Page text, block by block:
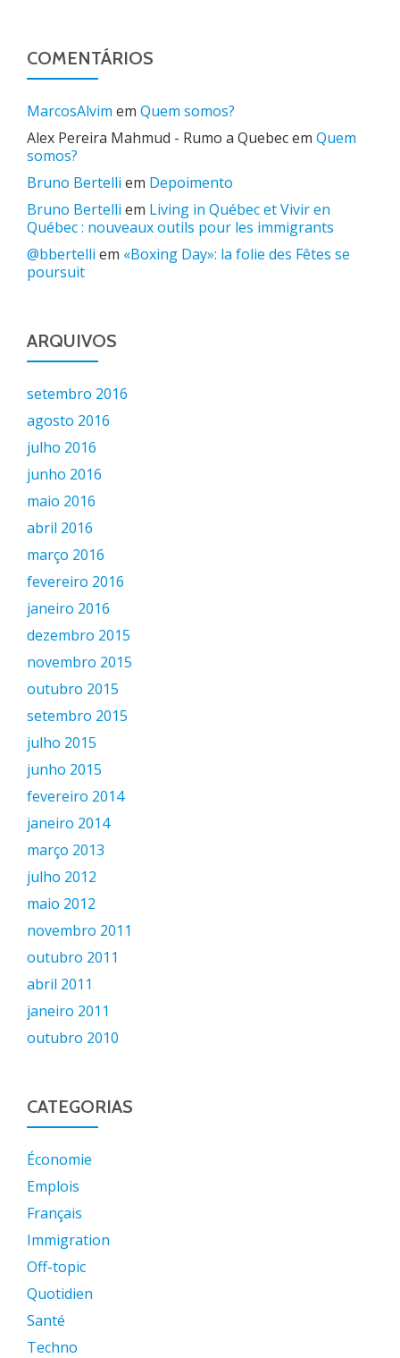
COMENTÁRIOS
MarcosAlvim em Quem somos?
Alex Pereira Mahmud - Rumo a Quebecem Quem
somos?
Bruno Bertelli em Depoimento
Bruno Bertelli em Living in Québec et Vivir en
Québec : nouveaux outils pour les immigrants
@bbertelli em «Boxing Day»: la folie des Fêtes se
poursuit
ARQUIVOS
setembro 2016
agosto 2016
julho 2016
junho 2016
maio 2016
abril 2016
março 2016
fevereiro 2016
janeiro 2016
dezembro 2015
novembro 2015
outubro 2015
setembro 2015
julho 2015
junho 2015
fevereiro 2014
janeiro 2014
março 2013
julho 2012
maio 2012
novembro 2011
outubro 2011
abril 2011
janeiro 2011
outubro 2010
CATEGORIAS
Économie
Emplois
Français
Immigration
Off-topic
Quotidien
Santé
Techno